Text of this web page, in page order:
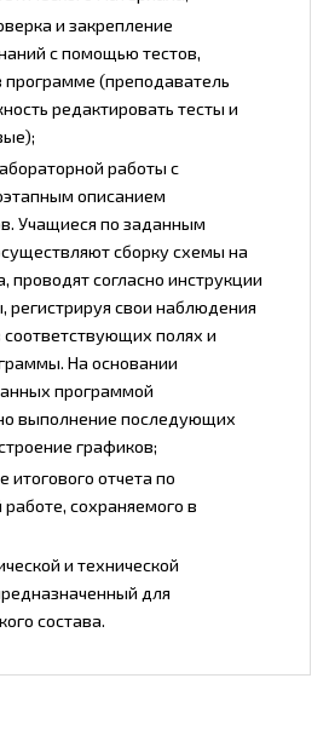
и закрепление
с помощью тестов,
(преподаватель
редактировать тесты и
работы с
описанием
Учащиеся по заданным
сборку схемы на
проводят согласно инструкции
регистрируя свои наблюдения
соответствующих полях и
На основании
программой
выполнение последующих
графиков;
отчета по
сохраняемого в
и технической
для
состава.